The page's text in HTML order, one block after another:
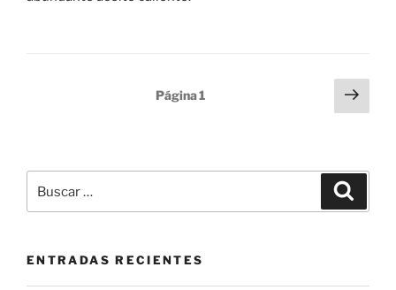
Página1
por:
ENTRADAS RECIENTES